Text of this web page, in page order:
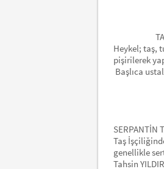
TAŞ
Heykel; taş,
pişirilerek
Başlıca
SERPANTİN
Taş
genellikle
Tahsin